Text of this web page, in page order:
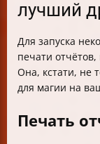
лучший
Для запуска
печати
Она, кстати, не
для магии на
Печать